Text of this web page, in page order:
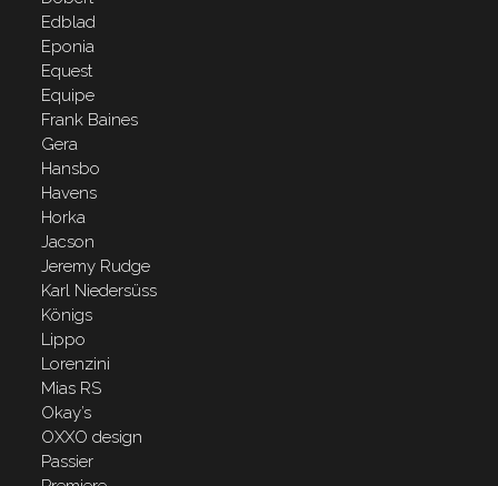
Edblad
Eponia
Equest
Equipe
Frank Baines
Gera
Hansbo
Havens
Horka
Jacson
Jeremy Rudge
Karl Niedersüss
Königs
Lippo
Lorenzini
Mias RS
Okay’s
OXXO design
Passier